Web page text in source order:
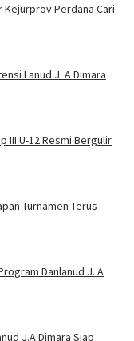
Kejurprov Perdana Cari
Lanud J. A Dimara
III U-12 Resmi Bergulir
Turnamen Terus
Danlanud J. A
J.A Dimara Siap